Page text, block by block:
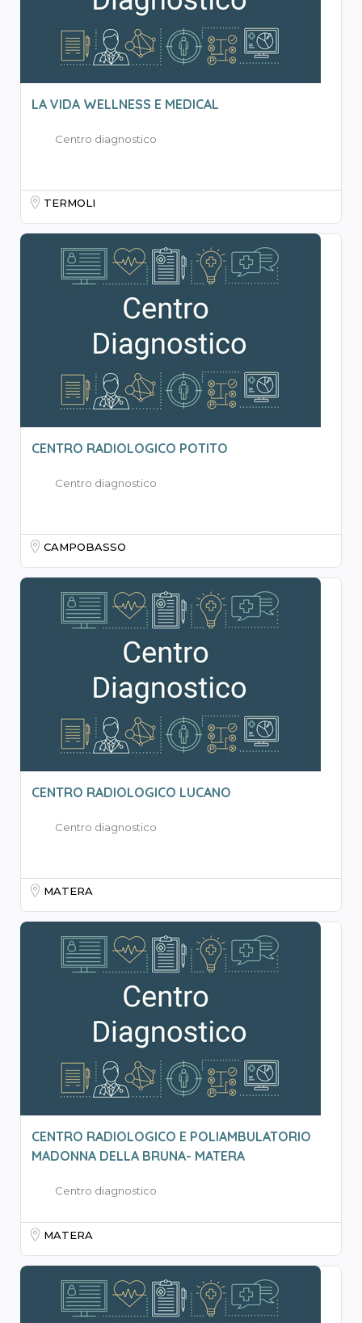
LA VIDA WELLNESS E MEDICAL
Centro diagnostico
TERMOLI
CENTRO RADIOLOGICO POTITO
Centro diagnostico
CAMPOBASSO
CENTRO RADIOLOGICO LUCANO
Centro diagnostico
MATERA
CENTRO RADIOLOGICO E POLIAMBULATORIO
MADONNA DELLA BRUNA- MATERA
Centro diagnostico
MATERA